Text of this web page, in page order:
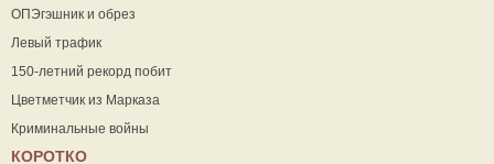
ОПЭгэшник и обрез
Левый трафик
150-летний рекорд побит
Цветметчик из Марказа
Криминальные войны
КОРОТКО